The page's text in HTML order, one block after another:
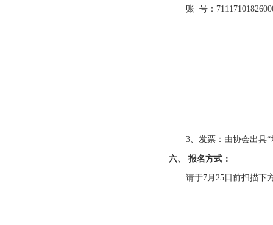
账 号：
3、发票：由协会出具
六、 报名方式：
请于7月25日前扫描下